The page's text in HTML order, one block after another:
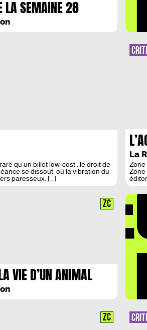
LA SEMAINE 28
qu’un billet low‑cost : le droit de
se dissout, où la vibration du
paresseux. […]
La
Zone
Zone
Plus
VIE D’UN ANIMAL
QU’UN SANDWICH »
ZC
LAZC